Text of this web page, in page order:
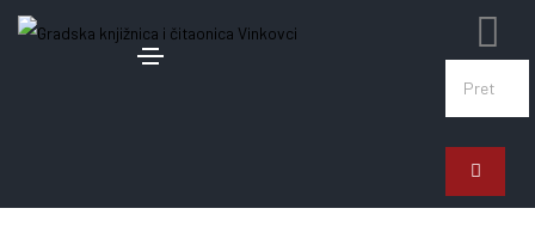
Predstavljanje romana Drage Hedla